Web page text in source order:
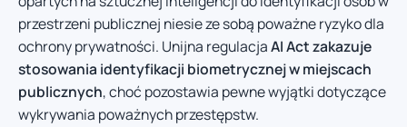
przestrzeni publicznej niesie ze sobą poważne ryzyko dla
ochrony prywatności. Unijna regulacjaAI Act zakazuje
stosowania identyfikacji biometrycznej w miejscach
publicznych, choć pozostawia pewne wyjątki dotyczące
wykrywania poważnych przestępstw.